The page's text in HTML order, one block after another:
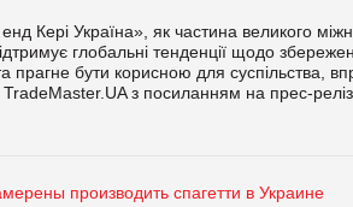
Кері Україна», як частина великого
глобальні тенденції щодо
прагне бути корисною для суспільства,
TradeMaster.UA з посиланням на прес-реліз
производить спагетти в Украине